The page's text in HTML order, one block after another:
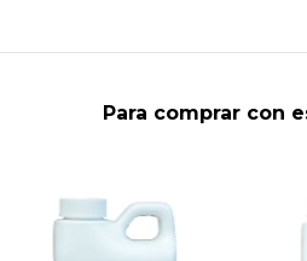
Para comprar con